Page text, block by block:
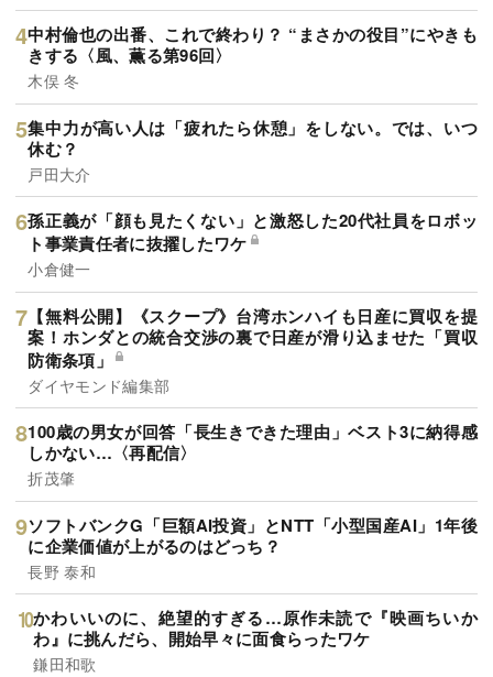
中村倫也の出番、これで終わり？ “まさかの役目”にやきも
きする〈風、薫る第96回〉
木俣 冬
集中力が高い人は「疲れたら休憩」をしない。では、いつ
休む？
戸田大介
孫正義が「顔も見たくない」と激怒した20代社員をロボッ
ト事業責任者に抜擢したワケ
小倉健一
【無料公開】《スクープ》台湾ホンハイも日産に買収を提
案！ホンダとの統合交渉の裏で日産が滑り込ませた「買収
防衛条項」
ダイヤモンド編集部
100歳の男女が回答「長生きできた理由」ベスト3に納得感
しかない…〈再配信〉
折茂肇
ソフトバンクG「巨額AI投資」とNTT「小型国産AI」1年後
に企業価値が上がるのはどっち？
長野 泰和
かわいいのに、絶望的すぎる…原作未読で『映画ちいか
わ』に挑んだら、開始早々に面食らったワケ
鎌田和歌